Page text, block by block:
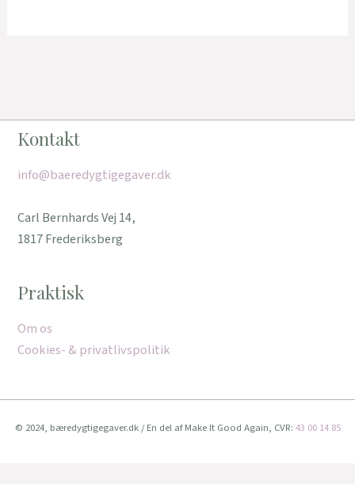
Kontakt
info@baeredygtigegaver.dk
Carl Bernhards Vej 14,
1817 Frederiksberg
Praktisk
Om os
Cookies- & privatlivspolitik
© 2024, bæredygtigegaver.dk / En del af Make It Good Again, CVR: 43 00 14 85